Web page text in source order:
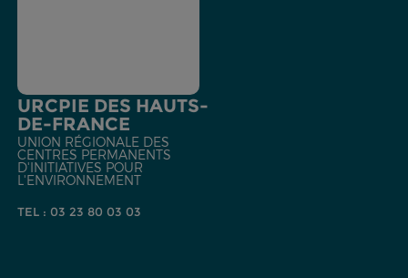
URCPIE DES HAUTS-
DE-FRANCE
UNION RÉGIONALE DES
CENTRES PERMANENTS
D'INITIATIVES POUR
L'ENVIRONNEMENT
TEL : 03 23 80 03 03